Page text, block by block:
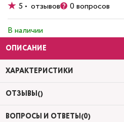
5 • отзывов 0 вопросов
В наличии
ОПИСАНИЕ
ХАРАКТЕРИСТИКИ
ОТЗЫВЫ()
ВОПРОСЫ И ОТВЕТЫ(0)